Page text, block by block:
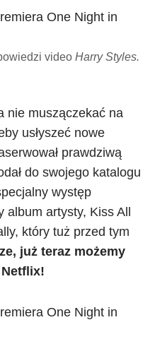
video Harry Styles.
nie muszączekać na
usłyszeć nowe
prawdziwą
do swojego katalogu
występ
artysty, Kiss All
który tuż przed tym
już teraz możemy
Netflix!